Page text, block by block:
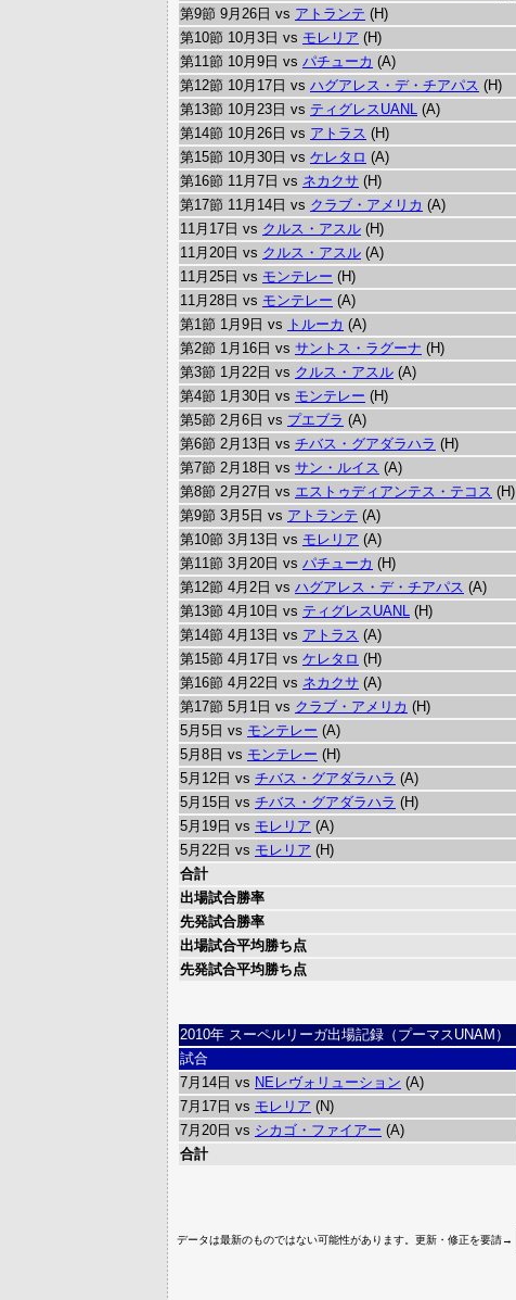
第9節 9月26日 vs アトランテ (H)
第10節 10月3日 vs モレリア (H)
第11節 10月9日 vs パチューカ (A)
第12節 10月17日 vs ハグアレス・デ・チアパス (H)
第13節 10月23日 vs ティグレスUANL (A)
第14節 10月26日 vs アトラス (H)
第15節 10月30日 vs ケレタロ (A)
第16節 11月7日 vs ネカクサ (H)
第17節 11月14日 vs クラブ・アメリカ (A)
11月17日 vs クルス・アスル (H)
11月20日 vs クルス・アスル (A)
11月25日 vs モンテレー (H)
11月28日 vs モンテレー (A)
第1節 1月9日 vs トルーカ (A)
第2節 1月16日 vs サントス・ラグーナ (H)
第3節 1月22日 vs クルス・アスル (A)
第4節 1月30日 vs モンテレー (H)
第5節 2月6日 vs プエブラ (A)
第6節 2月13日 vs チバス・グアダラハラ (H)
第7節 2月18日 vs サン・ルイス (A)
第8節 2月27日 vs エストゥディアンテス・テコス (H)
第9節 3月5日 vs アトランテ (A)
第10節 3月13日 vs モレリア (A)
第11節 3月20日 vs パチューカ (H)
第12節 4月2日 vs ハグアレス・デ・チアパス (A)
第13節 4月10日 vs ティグレスUANL (H)
第14節 4月13日 vs アトラス (A)
第15節 4月17日 vs ケレタロ (H)
第16節 4月22日 vs ネカクサ (A)
第17節 5月1日 vs クラブ・アメリカ (H)
5月5日 vs モンテレー (A)
5月8日 vs モンテレー (H)
5月12日 vs チバス・グアダラハラ (A)
5月15日 vs チバス・グアダラハラ (H)
5月19日 vs モレリア (A)
5月22日 vs モレリア (H)
合計
出場試合勝率
先発試合勝率
出場試合平均勝ち点
先発試合平均勝ち点
2010年 スーペルリーガ出場記録（プーマスUNAM）
試合
7月14日 vs NEレヴォリューション (A)
7月17日 vs モレリア (N)
7月20日 vs シカゴ・ファイアー (A)
合計
データは最新のものではない可能性があります。更新・修正を要請→